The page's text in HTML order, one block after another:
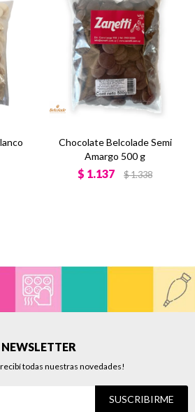
Chocolate Belcolade Semi
Amargo 500 g
$ 1.137 $1.338
NEWSLETTER
recibí todas nuestras novedades!
SUSCRIBIRME